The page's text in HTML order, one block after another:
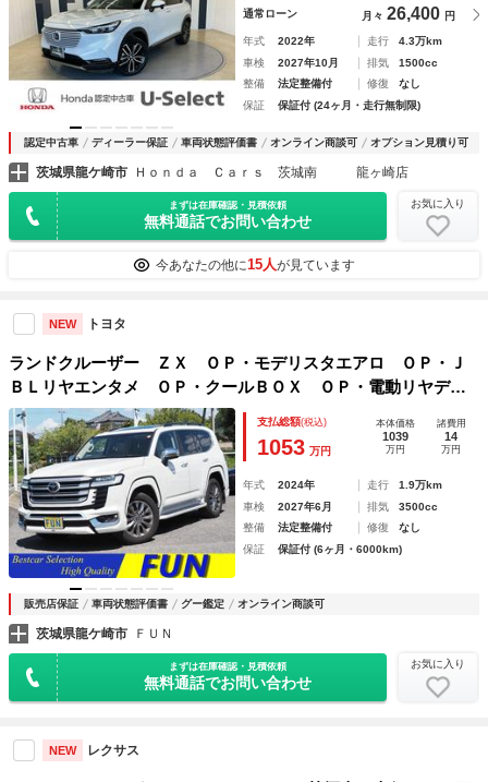
通常ローン 月々 26,400 円
年式 2022年 走行
4.3万km
車検
2027年10月 排気
1500cc
整備
法定整備付 修復
なし
保証
保証付 (24ヶ月・走行無制限)
認定中古車 ディーラー保証 車両状態評価書 オンライン商談可 オプション見積り可
茨城県龍ケ崎市 Ｈｏｎｄａ Ｃａｒｓ 茨城南 龍ヶ崎店
まずは在庫確認・見積依頼
無料通話でお問い合わせ
お気に入り
今あなたの他に15人が見ています
NEW トヨタ
ランドクルーザー ＺＸ ＯＰ・モデリスタエアロ ＯＰ・Ｊ
ＢＬリヤエンタメ ＯＰ・クールＢＯＸ ＯＰ・電動リヤデフ
ロック ＯＰ・ルーフレール ＯＰ・寒冷地 ＢＳＭ ＰＫＳ
Ｂ 全周囲 ＨＵＤ ハンズフリーＰバックドア ベージュ革
支払総額(税込)
1053 万円
本体価格
1039
万円
諸費用
14
万円
年式 2024年 走行
1.9万km
車検
2027年6月 排気
3500cc
整備
法定整備付 修復
なし
保証
保証付 (6ヶ月・6000km)
販売店保証 車両状態評価書 グー鑑定 オンライン商談可
茨城県龍ケ崎市 ＦＵＮ
まずは在庫確認・見積依頼
無料通話でお問い合わせ
お気に入り
NEW レクサス